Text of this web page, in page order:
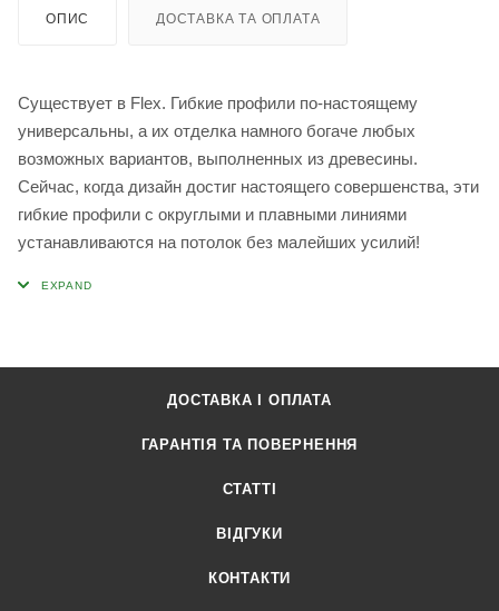
ОПИС ДОСТАВКА ТА ОПЛАТА
Существует в Flex. Гибкие профили по-настоящему
универсальны, а их отделка намного богаче любых
возможных вариантов, выполненных из древесины.
Сейчас, когда дизайн достиг настоящего совершенства, эти
гибкие профили с округлыми и плавными линиями
устанавливаются на потолок без малейших усилий!
ДОСТАВКА І ОПЛАТА
ГАРАНТІЯ ТА ПОВЕРНЕННЯ
СТАТТІ
ВІДГУКИ
КОНТАКТИ